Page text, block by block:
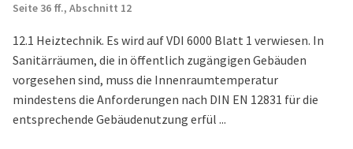
Seite 36 ff., Abschnitt 12
12.1 Heiztechnik. Es wird auf VDI 6000 Blatt 1 verwiesen. In
Sanitärräumen, die in öffentlich zugängigen Gebäuden
vorgesehen sind, muss die Innenraumtemperatur
mindestens die Anforderungen nach DIN EN 12831 für die
entsprechende Gebäudenutzung erfül ...